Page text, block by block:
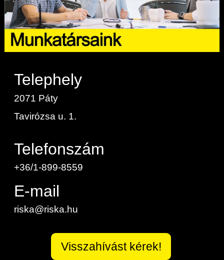
Telephely
2071 Páty
Tavirózsa u. 1.
Telefonszám
+36/1-899-8559
E-mail
riska@riska.hu
Visszahívást kérek!